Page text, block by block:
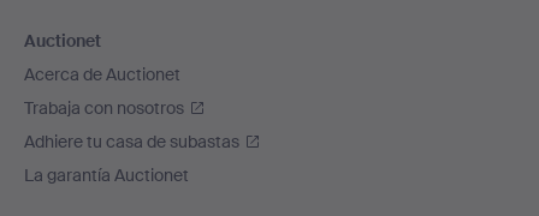
Auctionet
Acerca de Auctionet
Trabaja con nosotros
Adhiere tu casa de subastas
La garantía Auctionet